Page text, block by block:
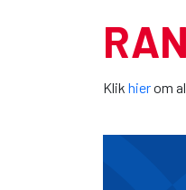
Klik hierom